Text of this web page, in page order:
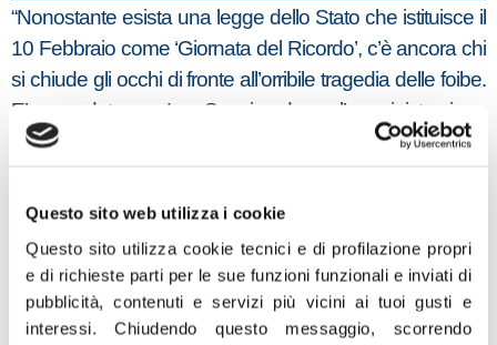
Questo sito web utilizza i cookie
Questo sito utilizza cookie tecnici e di profilazione propri
e di richieste parti per le sue funzioni funzionali e inviati di
pubblicità, contenuti e servizi più vicini ai tuoi gusti e
interessi.Chiudendo questo messaggio, scorrendo
“Nonostante esista una legge dello Stato che istituisce il
10 Febbraio come ‘Giornata del Ricordo’, c’è ancora chi
si chiude gli occhi di fronte all’orribile tragedia delle foibe.
E’ accaduto a La Spezia dove l’amministrazione
spezzina ha intitolato uno spazio pubblico a Norma
Ciampi della Medaglia d’oro al merito civile e le parole di
deve essere chiarita e contestualizzata’ – sono fuori dal
tempo. Norma è stata seviziata, trucidata e poi gettata in
una foiba dai partigiani comunisti slavi. Oltre 10mila